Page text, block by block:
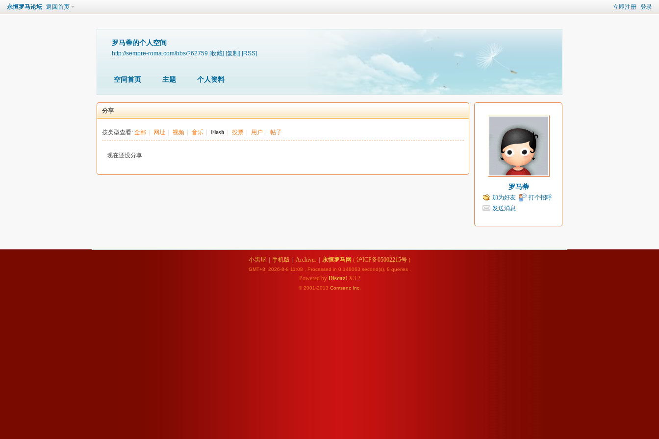
立即注册 登录
永恒罗马论坛 返回首页
罗马蒂的个人空间
http://sempre-roma.com/bbs/?62759 [收藏] [复制] [RSS]
空间首页 主题 个人资料
分享
按类型查看: 全部 网址 视频 音乐 Flash 投票 用户 帖子
现在还没分享
罗马蒂
加为好友
打个招呼
发送消息
小黑屋 手机版 Archiver 永恒罗马网 ( 沪ICP备05002215号 )
GMT+8, 2026-8-8 11:08 , Processed in 0.148063 second(s), 8 queries .
Powered by Discuz! X3.2
© 2001-2013 Comsenz Inc.